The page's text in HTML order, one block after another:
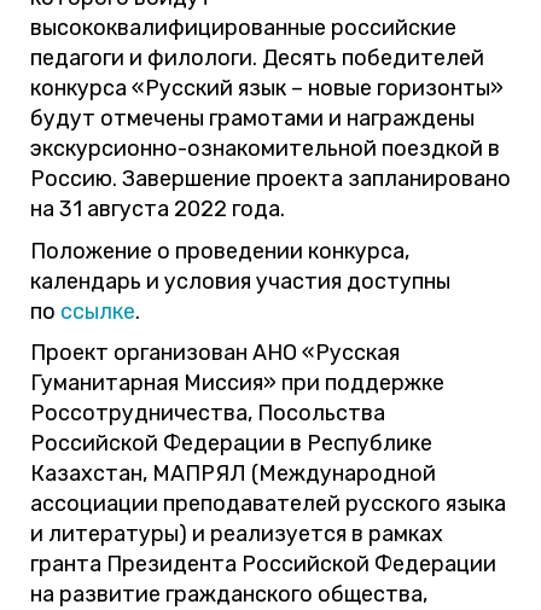
высококвалифицированные российские
педагоги и филологи. Десять победителей
конкурса «Русский язык – новые горизонты»
будут отмечены грамотами и награждены
экскурсионно-ознакомительной поездкой в
Россию. Завершение проекта запланировано
на 31 августа 2022 года.
Положение о проведении конкурса,
календарь и условия участия доступны
по ссылке.
Проект организован АНО «Русская
Гуманитарная Миссия» при поддержке
Россотрудничества, Посольства
Российской Федерации в Республике
Казахстан, МАПРЯЛ (Международной
ассоциации преподавателей русского языка
и литературы) и реализуется в рамках
гранта Президента Российской Федерации
на развитие гражданского общества,